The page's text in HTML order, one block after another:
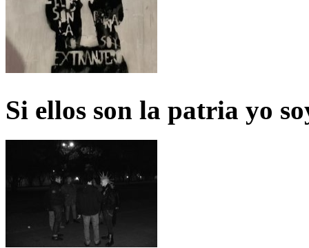
Si ellos son la patria yo